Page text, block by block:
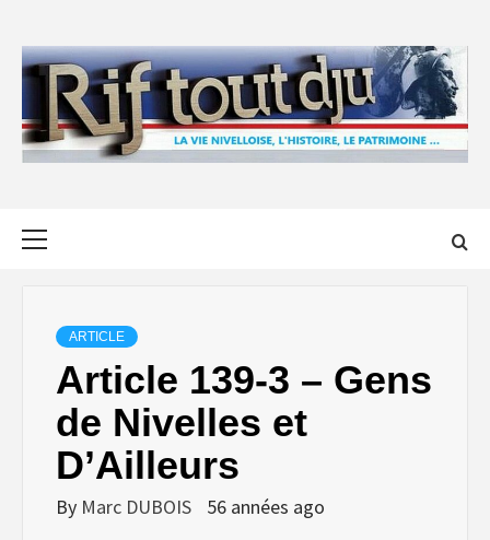
content
ARTICLE
Article 139-3 – Gens
de Nivelles et
D’Ailleurs
By Marc DUBOIS 56 années ago